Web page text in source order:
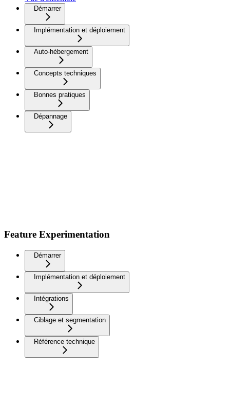
Démarrer
Implémentation et déploiement
Auto-hébergement
Concepts techniques
Bonnes pratiques
Dépannage
Feature Experimentation
Démarrer
Implémentation et déploiement
Intégrations
Ciblage et segmentation
Référence technique